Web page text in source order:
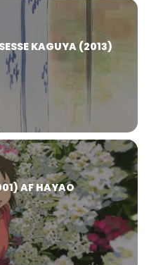
KAGUYA (2013)
AF HAYAO